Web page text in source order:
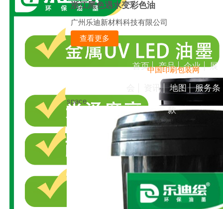
浙江黑色遇水变彩色油
广州乐迪新材料科技有限公司
查看更多
space
首页 产品 企业 展
资讯 地图 服务条
款
中国印刷包装网